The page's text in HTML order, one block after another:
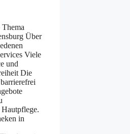
Über
Viele
und
Die
in